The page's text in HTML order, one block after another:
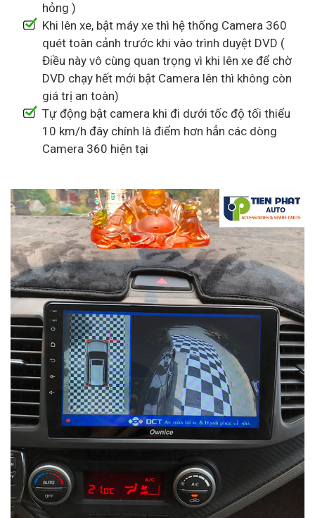
hỏng )
Khi lên xe, bật máy xe thì hệ thống Camera 360
quét toàn cảnh trước khi vào trình duyệt DVD (
Điều này vô cùng quan trọng vì khi lên xe để chờ
DVD chạy hết mới bật Camera lên thì không còn
giá trị an toàn)
Tự động bật camera khi đi dưới tốc độ tối thiểu
10 km/h đây chính là điểm hơn hẳn các dòng
Camera 360 hiện tại